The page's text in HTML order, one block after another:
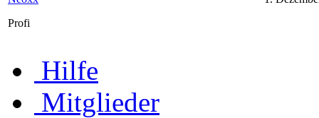
Profi
Hilfe
Mitglieder